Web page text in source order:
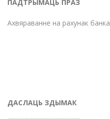
ПАДТРЫМАЦЬ ПРАЗ
Ахвяраванне на рахунак банка
ДАСЛАЦЬ ЗДЫМАК